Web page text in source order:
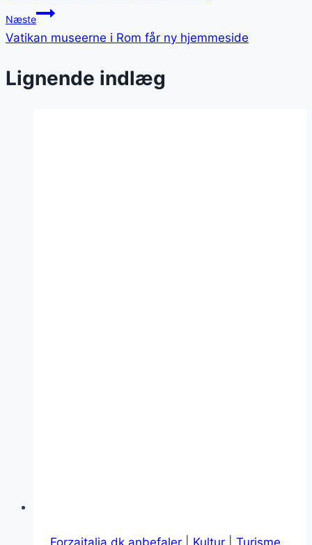
Næste
Vatikan museerne i Rom får ny hjemmeside
Lignende indlæg